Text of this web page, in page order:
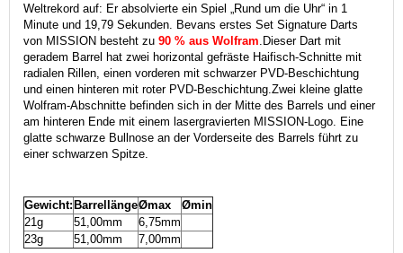
Weltrekord auf: Er absolvierte ein Spiel „Rund um die Uhr“ in 1
Minute und 19,79 Sekunden. Bevans erstes Set Signature Darts
von MISSION besteht zu 90 % aus Wolfram Dieser Dart mit
geradem Barrel hat zwei horizontal gefräste Haifisch-Schnitte mit
radialen Rillen, einen vorderen mit schwarzer PVD-Beschichtung
und einen hinteren mit roter PVD-Beschichtung. Zwei kleine glatte
Wolfram-Abschnitte befinden sich in der Mitte des Barrels und einer
am hinteren Ende mit einem lasergravierten MISSION-Logo. Eine
glatte schwarze Bullnose an der Vorderseite des Barrels führt zu
einer schwarzen Spitze.
Gewicht:BarrellängeØmax
Ømin
21g
51,00mm
6,75mm
23g
51,00mm
7,00mm